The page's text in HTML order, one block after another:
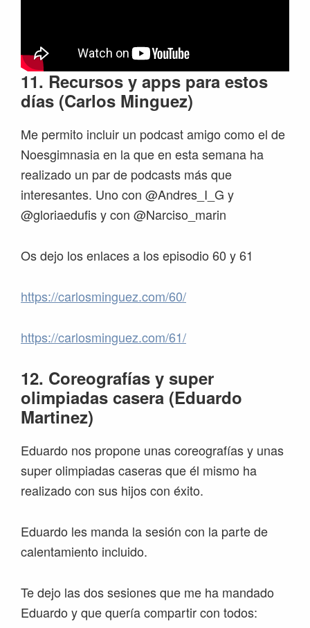
11. Recursos y apps para estos
días (Carlos Minguez)
Me permito incluir un podcast amigo como el de
Noesgimnasia en la que en esta semana ha
realizado un par de podcasts más que
interesantes. Uno con @Andres_I_G y
@gloriaedufis y con @Narciso_marin
Os dejo los enlaces a los episodio 60 y 61
https://carlosminguez.com/60/
https://carlosminguez.com/61/
12. Coreografías y super
olimpiadas casera (Eduardo
Martinez)
Eduardo nos propone unas coreografías y unas
super olimpiadas caseras que él mismo ha
realizado con sus hijos con éxito.
Eduardo les manda la sesión con la parte de
calentamiento incluido.
Te dejo las dos sesiones que me ha mandado
Eduardo y que quería compartir con todos: